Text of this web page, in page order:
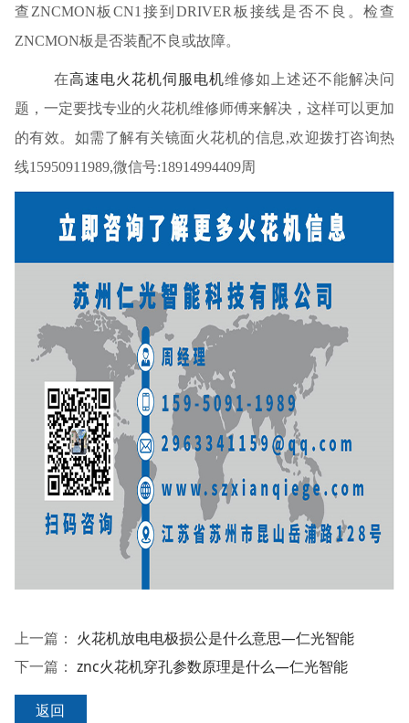
查ZNCMON板CN1接到DRIVER板接线是否不良。检查
ZNCMON板是否装配不良或故障。
在高速电火花机伺服电机维修如上述还不能解决问
题，一定要找专业的火花机维修师傅来解决，这样可以更加
的有效。如需了解有关镜面火花机的信息,欢迎拨打咨询热
线15950911989,微信号:18914994409周
上一篇： 火花机放电电极损公是什么意思—仁光智能
下一篇： znc火花机穿孔参数原理是什么—仁光智能
返回